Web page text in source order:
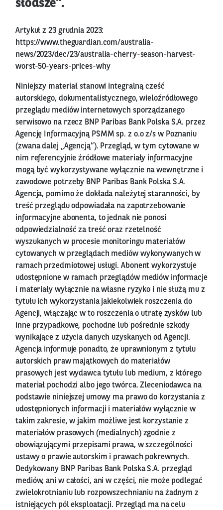
słodsze".
Artykuł z 23 grudnia 2023:
https://www.theguardian.com/australia-
news/2023/dec/23/australia-cherry-season-harvest-
worst-50-years-prices-why
Niniejszy materiał stanowi integralną cześć
autorskiego, dokumentalistycznego, wieloźródłowego
przeglądu mediów internetowych sporządzanego
serwisowo na rzecz BNP Paribas Bank Polska S.A. przez
Agencję Informacyjną PSMM sp. z o.o z/s w Poznaniu
(zwana dalej „Agencją”). Przegląd, w tym cytowane w
nim referencyjnie źródłowe materiały informacyjne
mogą być wykorzystywane wyłącznie na wewnętrzne i
zawodowe potrzeby BNP Paribas Bank Polska S.A.
Agencja, pomimo że dokłada należytej staranności, by
treść przeglądu odpowiadała na zapotrzebowanie
informacyjne abonenta, to jednak nie ponosi
odpowiedzialność za treść oraz rzetelność
wyszukanych w procesie monitoringu materiałów
cytowanych w przeglądach mediów wykonywanych w
ramach przedmiotowej usługi. Abonent wykorzystuje
udostępnione w ramach przeglądów mediów informacje
i materiały wyłącznie na własne ryzyko i nie służą mu z
tytułu ich wykorzystania jakiekolwiek roszczenia do
Agencji, włączając w to roszczenia o utratę zysków lub
inne przypadkowe, pochodne lub pośrednie szkody
wynikające z użycia danych uzyskanych od Agencji.
Agencja informuje ponadto, że uprawnionym z tytułu
autorskich praw majątkowych do materiałów
prasowych jest wydawca tytułu lub medium, z którego
materiał pochodzi albo jego twórca. Zleceniodawca na
podstawie niniejszej umowy ma prawo do korzystania z
udostępnionych informacji i materiałów wyłącznie w
takim zakresie, w jakim możliwe jest korzystanie z
materiałów prasowych (medialnych) zgodnie z
obowiązującymi przepisami prawa, w szczególności
ustawy o prawie autorskim i prawach pokrewnych.
Dedykowany BNP Paribas Bank Polska S.A. przegląd
mediów, ani w całości, ani w części, nie może podlegać
zwielokrotnianiu lub rozpowszechnianiu na żadnym z
istniejących pól eksploatacji. Przegląd ma na celu